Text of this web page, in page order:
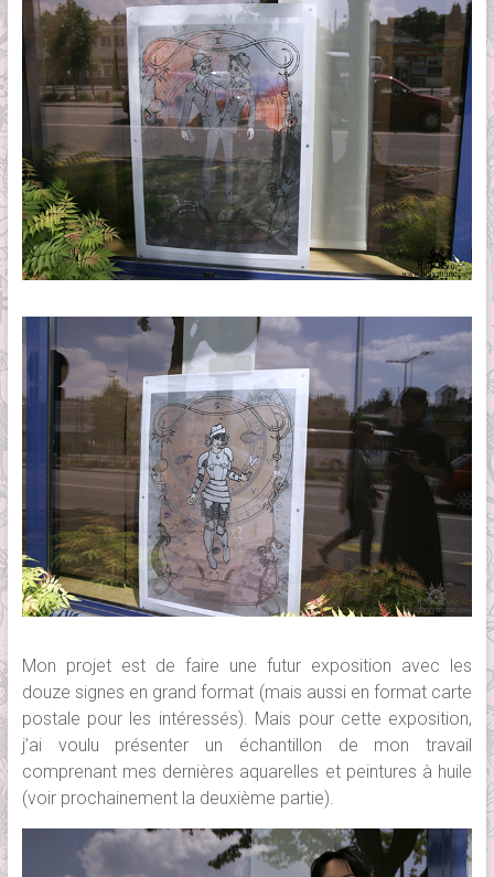
Mon projet est de faire une futur exposition avec les
douze signes en grand format (mais aussi en format carte
postale pour les intéressés). Mais pour cette exposition,
j’ai voulu présenter un échantillon de mon travail
comprenant mes dernières aquarelles et peintures à huile
(voir prochainement la deuxième partie).